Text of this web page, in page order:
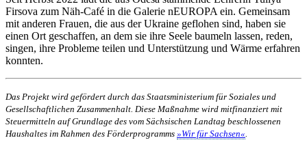
Firsova zum Näh-Café in die Galerie nEUROPA ein. Gemeinsam
mit anderen Frauen, die aus der Ukraine geflohen sind, haben sie
einen Ort geschaffen, an dem sie ihre Seele baumeln lassen, reden,
singen, ihre Probleme teilen und Unterstützung und Wärme erfahren
konnten.
Das Projekt wird gefördert durch das Staatsministerium für Soziales und
Gesellschaftlichen Zusammenhalt. Diese Maßnahme wird mitfinanziert mit
Steuermitteln auf Grundlage des vom Sächsischen Landtag beschlossenen
Haushaltes im Rahmen des Förderprogramms »Wir für Sachsen«